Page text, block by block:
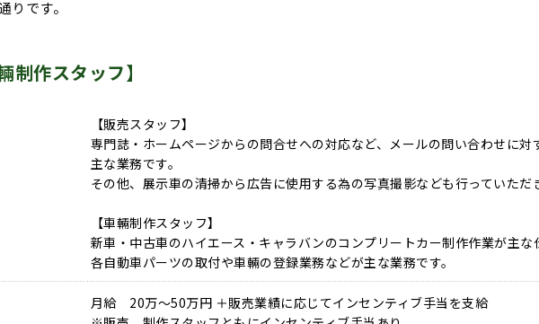
りです。
制作スタッフ】
【販売スタッフ】
専門誌・ホームページからの問合せへの対応など、メールの問い合わせに
主な業務です。
その他、展示車の清掃から広告に使用する為の写真撮影なども行っていただ
【車輛制作スタッフ】
新車・中古車のハイエース・キャラバンのコンプリートカー制作作業が主な
各自動車パーツの取付や車輛の登録業務などが主な業務です。
月給 20万～50万円 ＋販売業績に応じてインセンティブ手当を支給